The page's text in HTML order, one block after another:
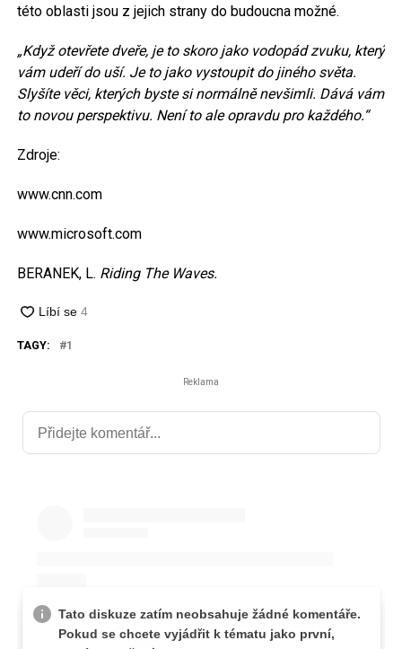
této oblasti jsou z jejich strany do budoucna možné.
„Když otevřete dveře, je to skoro jako vodopád zvuku, který
vám udeří do uší. Je to jako vystoupit do jiného světa.
Slyšíte věci, kterých byste si normálně nevšimli. Dává vám
to novou perspektivu. Není to ale opravdu pro každého.“
Zdroje:
www.cnn.com
www.microsoft.com
BERANEK, L. Riding The Waves.
TAGY: 1
Reklama